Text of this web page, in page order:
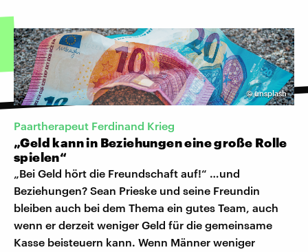
©unsplash
Paartherapeut Ferdinand Krieg
„Geld kann in Beziehungen eine große Rolle
spielen“
„Bei Geld hört die Freundschaft auf!“ …und
Beziehungen? Sean Prieske und seine Freundin
bleiben auch bei dem Thema ein gutes Team, auch
wenn er derzeit weniger Geld für die gemeinsame
Kasse beisteuern kann. Wenn Männer weniger